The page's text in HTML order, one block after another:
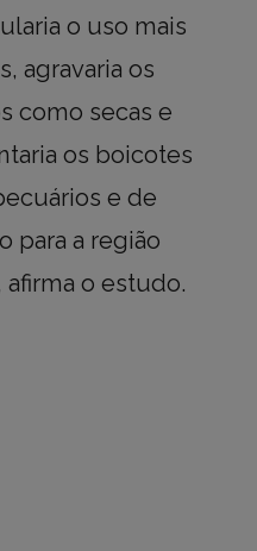
o uso mais
agravaria os
como secas e
os boicotes
e de
para a região
afirma o estudo.